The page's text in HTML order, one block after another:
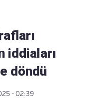
iddiaları
döndü
- 02:39